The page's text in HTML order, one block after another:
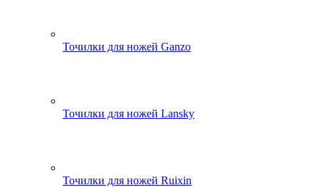
Точилки для ножей Ganzo
Точилки для ножей Lansky
Точилки для ножей Ruixin